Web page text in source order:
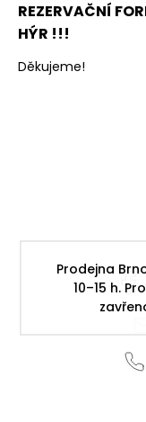
Prodejna
10–15 h.
REZERVAČNÍ
HÝR !!!
Děkujeme!